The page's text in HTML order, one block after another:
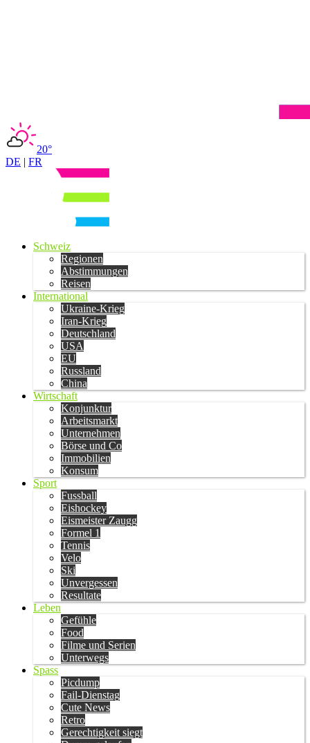
20°
DE | FR
Schweiz
Regionen
Abstimmungen
Reisen
International
Ukraine-Krieg
Iran-Krieg
Deutschland
USA
EU
Russland
China
Wirtschaft
Konjunktur
Arbeitsmarkt
Unternehmen
Börse und Co
Immobilien
Konsum
Sport
Fussball
Eishockey
Eismeister Zaugg
Formel 1
Tennis
Velo
Ski
Unvergessen
Resultate
Leben
Gefühle
Food
Filme und Serien
Unterwegs
Spass
Picdump
Fail-Dienstag
Cute News
Retro
Gerechtigkeit siegt